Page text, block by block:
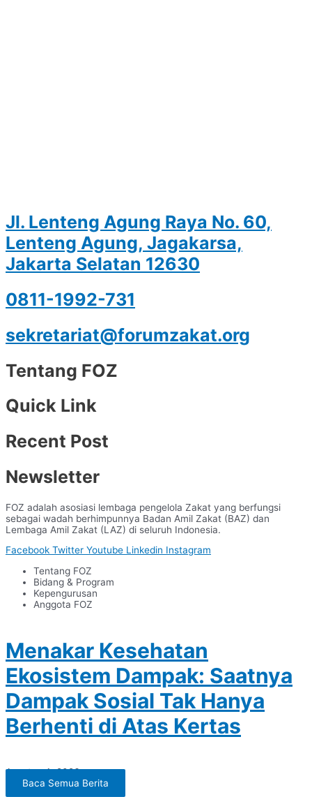
Jl. Lenteng Agung Raya No. 60,
Lenteng Agung, Jagakarsa,
Jakarta Selatan 12630
0811-1992-731
sekretariat@forumzakat.org
Tentang FOZ
Quick Link
Recent Post
Newsletter
FOZ adalah asosiasi lembaga pengelola Zakat yang berfungsi
sebagai wadah berhimpunnya Badan Amil Zakat (BAZ) dan
Lembaga Amil Zakat (LAZ) di seluruh Indonesia.
Facebook Twitter Youtube Linkedin Instagram
Tentang FOZ
Bidang & Program
Kepengurusan
Anggota FOZ
Menakar Kesehatan
Ekosistem Dampak: Saatnya
Dampak Sosial Tak Hanya
Berhenti di Atas Kertas
Agustus 4, 2026
Baca Semua Berita